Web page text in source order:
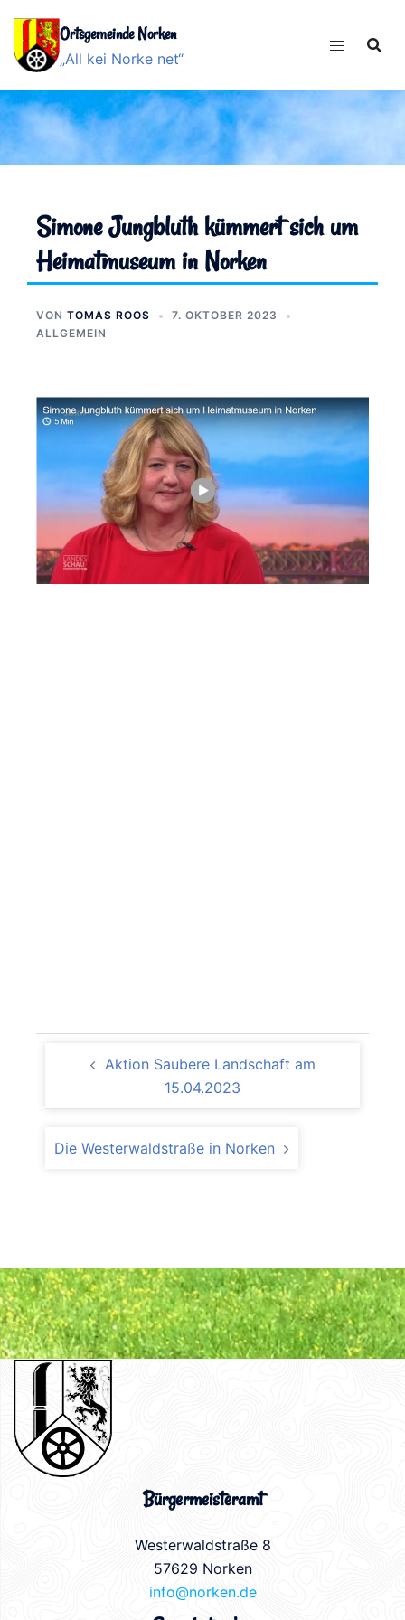
Inhalt
springen
Ortsgemeinde Norken
„All kei Norke net“
Simone Jungbluth kümmert sich um
Heimatmuseum in Norken
VON TOMAS ROOS
7. OKTOBER 2023
ALLGEMEIN
Aktion Saubere Landschaft am
15.04.2023
Die Westerwaldstraße in Norken
Bürgermeisteramt
Westerwaldstraße 8
57629 Norken
info@norken.de